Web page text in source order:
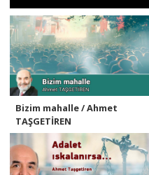
Bizim mahalle / Ahmet
TAŞGETİREN